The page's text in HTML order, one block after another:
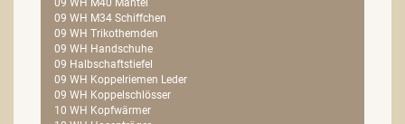
09 WH M40 Mäntel
09 WH M34 Schiffchen
09 WH Trikothemden
09 WH Handschuhe
09 Halbschaftstiefel
09 WH Koppelriemen Leder
09 WH Koppelschlösser
10 WH Kopfwärmer